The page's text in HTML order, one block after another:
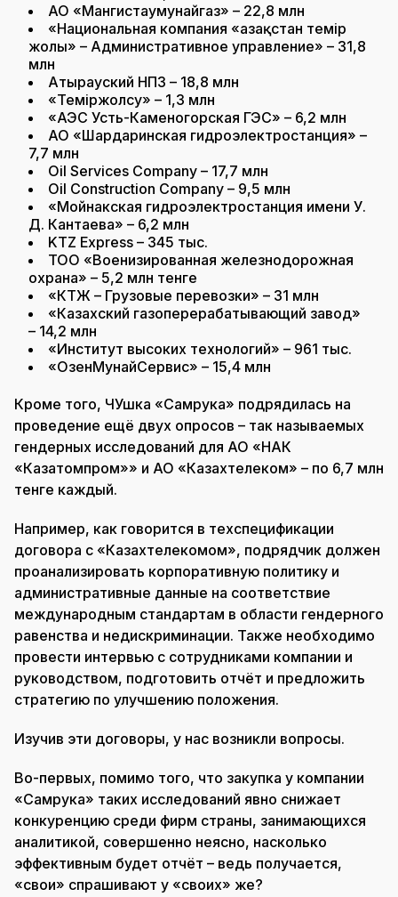
АО «Мангистаумунайгаз» – 22,8 млн
«Национальная компания «Қазақстан темір
жолы» – Административное управление» – 31,8
млн
Атырауский НПЗ – 18,8 млн
«Теміржолсу» – 1,3 млн
«АЭС Усть-Каменогорская ГЭС» – 6,2 млн
АО «Шардаринская гидроэлектростанция» –
7,7 млн
Oil Services Company – 17,7 млн
Oil Construction Company – 9,5 млн
«Мойнакская гидроэлектростанция имени У.
Д. Кантаева» – 6,2 млн
KTZ Express – 345 тыс.
ТОО «Военизированная железнодорожная
охрана» – 5,2 млн тенге
«КТЖ – Грузовые перевозки» – 31 млн
«Казахский газоперерабатывающий завод»
– 14,2 млн
«Институт высоких технологий» – 961 тыс.
«ОзенМунайСервис» – 15,4 млн
Кроме того, ЧУшка «Самрука» подрядилась на
проведение ещё двух опросов – так называемых
гендерных исследований для АО «НАК
«Казатомпром»» и АО «Казахтелеком» – по 6,7 млн
тенге каждый.
Например, как говорится в техспецификации
договора с «Казахтелекомом», подрядчик должен
проанализировать корпоративную политику и
административные данные на соответствие
международным стандартам в области гендерного
равенства и недискриминации. Также необходимо
провести интервью с сотрудниками компании и
руководством, подготовить отчёт и предложить
стратегию по улучшению положения.
Изучив эти договоры, у нас возникли вопросы.
Во-первых, помимо того, что закупка у компании
«Самрука» таких исследований явно снижает
конкуренцию среди фирм страны, занимающихся
аналитикой, совершенно неясно, насколько
эффективным будет отчёт – ведь получается,
«свои» спрашивают у «своих» же?